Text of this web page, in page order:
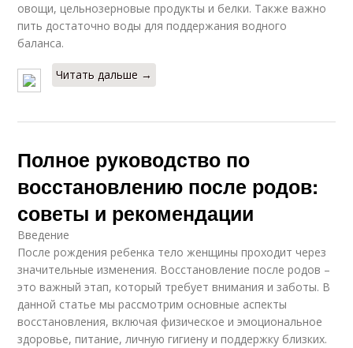
овощи, цельнозерновые продукты и белки. Также важно
пить достаточно воды для поддержания водного
баланса.
Читать дальше →
Полное руководство по
восстановлению после родов:
советы и рекомендации
Введение
После рождения ребенка тело женщины проходит через
значительные изменения. Восстановление после родов –
это важный этап, который требует внимания и заботы. В
данной статье мы рассмотрим основные аспекты
восстановления, включая физическое и эмоциональное
здоровье, питание, личную гигиену и поддержку близких.